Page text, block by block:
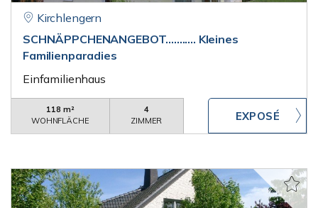
Kirchlengern
SCHNÄPPCHENANGEBOT........... Kleines
Familienparadies
Einfamilienhaus
118 m²
WOHNFLÄCHE
4
ZIMMER